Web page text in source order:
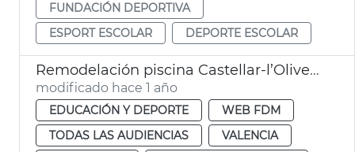
FUNDACIÓN DEPORTIVA
ESPORT ESCOLAR
DEPORTE ESCOLAR
Remodelación piscina Castellar-l’Oliveral
modificado hace 1 año
EDUCACIÓN Y DEPORTE
WEB FDM
TODAS LAS AUDIENCIAS
VALENCIA